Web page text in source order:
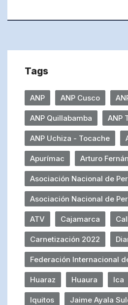
Tags
ANP ANP Cusco
ANP Quillabamba ANP
ANP Uchiza - Tocache
Apurímac Arturo
Asociación Nacional de
Asociación Nacional de
ATV Cajamarca
Carnetización 2022
Federación Internacional
Huaraz Huaura Ica
Iquitos Jaime Ayala